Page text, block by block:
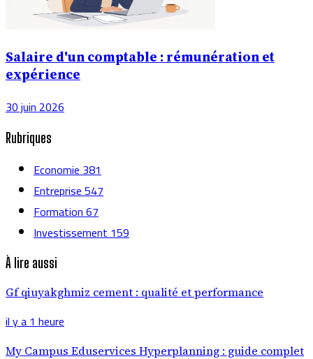
Salaire d'un comptable : rémunération et
expérience
30 juin 2026
Rubriques
Economie381
Entreprise547
Formation67
Investissement159
À lire aussi
Gf qiuyakghmiz cement : qualité et performance
il y a 1 heure
My Campus Eduservices Hyperplanning : guide complet